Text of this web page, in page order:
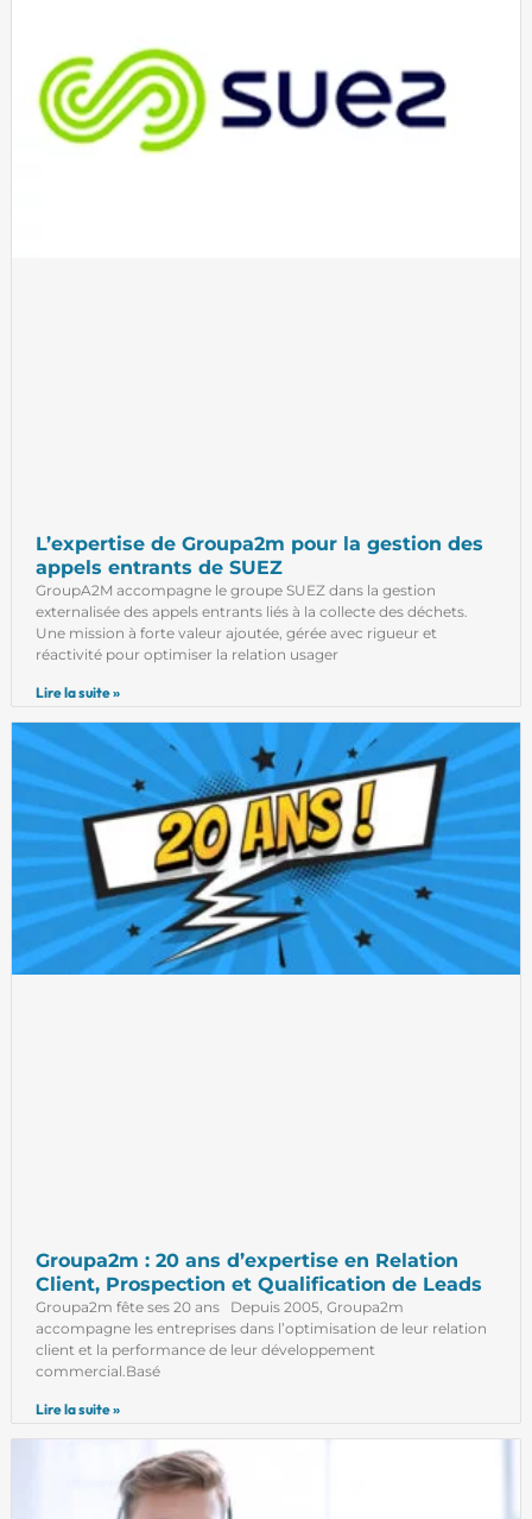
L’expertise de Groupa2m pour la gestion des
appels entrants de SUEZ
GroupA2M accompagne le groupe SUEZ dans la gestion
externalisée des appels entrants liés à la collecte des déchets.
Une mission à forte valeur ajoutée, gérée avec rigueur et
réactivité pour optimiser la relation usager
Lire la suite »
Groupa2m : 20 ans d’expertise en Relation
Client, Prospection et Qualification de Leads
Groupa2m fête ses 20 ans Depuis 2005, Groupa2m
accompagne les entreprises dans l’optimisation de leur relation
client et la performance de leur développement
commercial.Basé
Lire la suite »